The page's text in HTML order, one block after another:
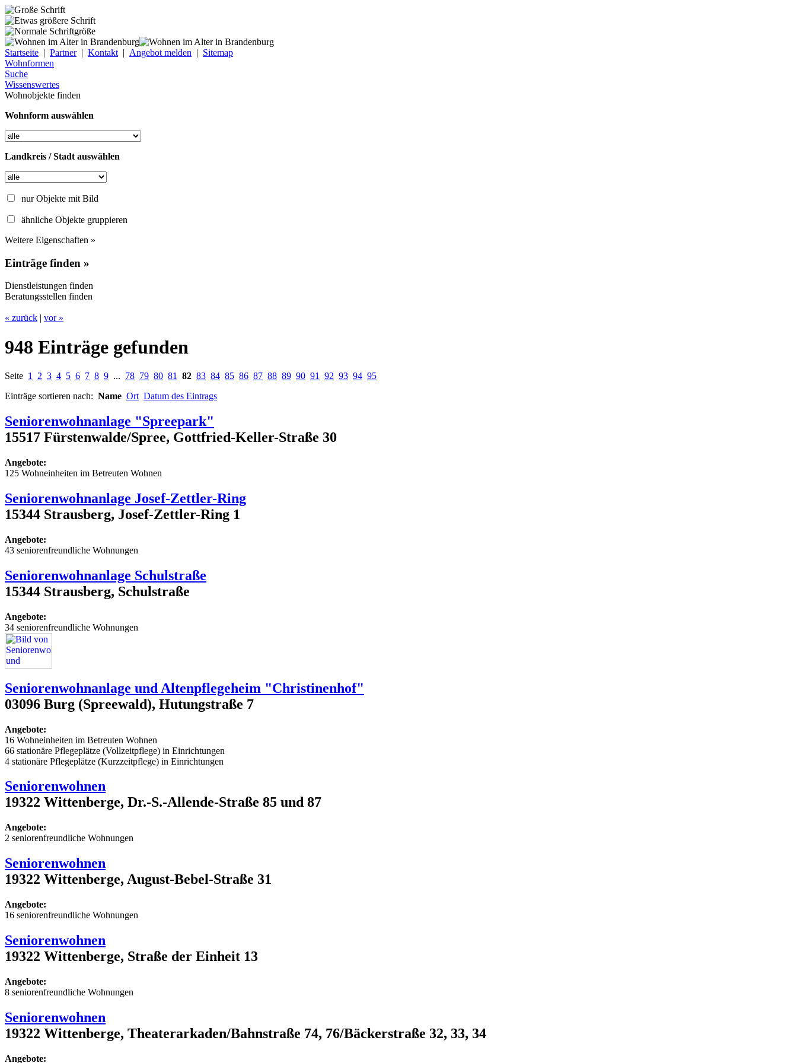
Startseite | Partner| Kontakt | Angebot melden | Sitemap
Wohnformen
Suche
Wissenswertes
Wohnobjekte finden
Wohnform auswählen
Landkreis / Stadt auswählen
nur Objekte mit Bild
ähnliche Objekte gruppieren
Weitere Eigenschaften »
Einträge finden »
Dienstleistungen finden
Beratungsstellen finden
« zurück | vor »
948 Einträge gefunden
Seite 1 2 3 4 5 6 7 8 9 ... 78 79 80 81 82 83 84 85 86 87 88 89 90 91 92 93 94 95
Einträge sortieren nach: Name Ort Datum des Eintrags
Seniorenwohnanlage "Spreepark"
15517 Fürstenwalde/Spree, Gottfried-Keller-Straße 30
Angebote:
125 Wohneinheiten im Betreuten Wohnen
Seniorenwohnanlage Josef-Zettler-Ring
15344 Strausberg, Josef-Zettler-Ring 1
Angebote:
43 seniorenfreundliche Wohnungen
Seniorenwohnanlage Schulstraße
15344 Strausberg, Schulstraße
Angebote:
34 seniorenfreundliche Wohnungen
Seniorenwohnanlage und Altenpflegeheim "Christinenhof"
03096 Burg (Spreewald), Hutungstraße 7
Angebote:
16 Wohneinheiten im Betreuten Wohnen
66 stationäre Pflegeplätze (Vollzeitpflege) in Einrichtungen
4 stationäre Pflegeplätze (Kurzzeitpflege) in Einrichtungen
Seniorenwohnen
19322 Wittenberge, Dr.-S.-Allende-Straße 85 und 87
Angebote:
2 seniorenfreundliche Wohnungen
Seniorenwohnen
19322 Wittenberge, August-Bebel-Straße 31
Angebote:
16 seniorenfreundliche Wohnungen
Seniorenwohnen
19322 Wittenberge, Straße der Einheit 13
Angebote:
8 seniorenfreundliche Wohnungen
Seniorenwohnen
19322 Wittenberge, Theaterarkaden/Bahnstraße 74, 76/Bäckerstraße 32, 33, 34
Angebote: